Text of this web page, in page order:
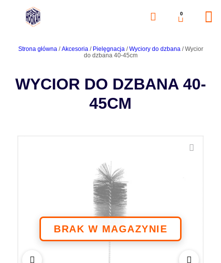
0
Strona główna/Akcesoria/ Pielęgnacja/Wyciory do dzbana/ Wycior
do dzbana 40-45cm
WYCIOR DO DZBANA 40-
45CM